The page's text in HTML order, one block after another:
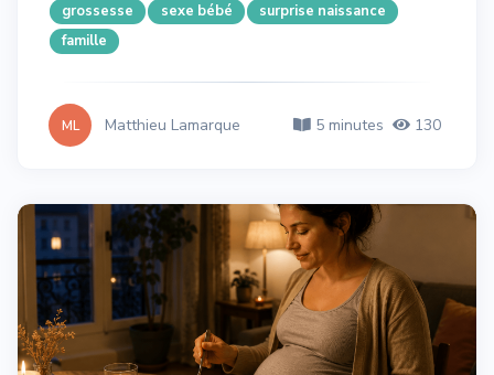
grossesse sexe bébé
surprise naissance
famille
ML Matthieu Lamarque 5 minutes 130